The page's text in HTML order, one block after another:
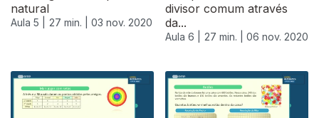
natural
Aula 5 | 27 min. | 03 nov. 2020
divisor comum através
da...
Aula 6 | 27 min. | 06 nov. 2020